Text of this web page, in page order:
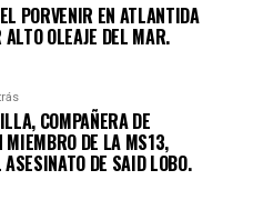
PORVENIR EN ATLANTIDA
OLEAJE DEL MAR.
COMPAÑERA DE
MIEMBRO DE LA MS13,
DE SAID LOBO.